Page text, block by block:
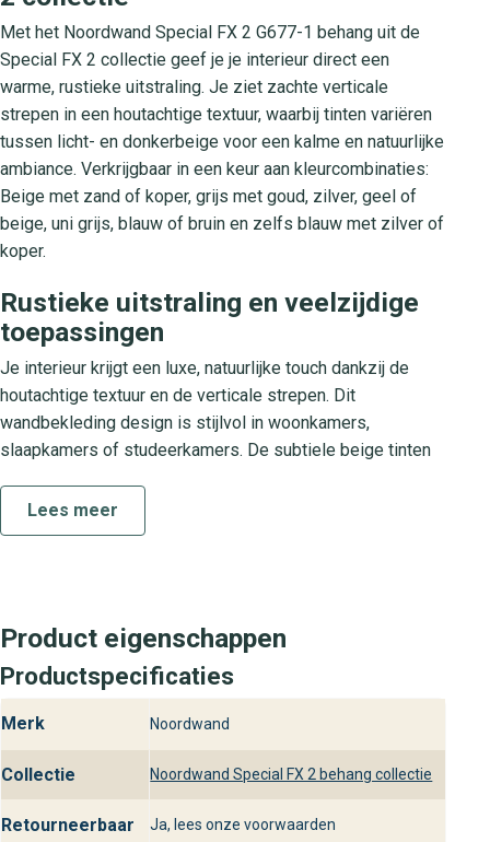
Met het Noordwand Special FX 2 G677-1 behang uit de
Special FX 2 collectie geef je je interieur direct een
warme, rustieke uitstraling. Je ziet zachte verticale
strepen in een houtachtige textuur, waarbij tinten variëren
tussen licht- en donkerbeige voor een kalme en natuurlijke
ambiance. Verkrijgbaar in een keur aan kleurcombinaties:
Beige met zand of koper, grijs met goud, zilver, geel of
beige, uni grijs, blauw of bruin en zelfs blauw met zilver of
koper.
Rustieke uitstraling en veelzijdige
toepassingen
Je interieur krijgt een luxe, natuurlijke touch dankzij de
houtachtige textuur en de verticale strepen. Dit
wandbekleding design is stijlvol in woonkamers,
slaapkamers of studeerkamers. De subtiele beige tinten
bij zowel moderne als klassieke interieurs. Dankzij het
rustige patroon ervaar je een ontspannen en stijlvolle
De Special FX 2 collectie bestaat uit een zorgvuldig
samengestelde reeks design behang met expressieve
texturen en luxe metallic accenten. Van rustiek hout en
verweerde looks tot subtiele strepen en grafische
wandbekleding voor jouw stijlvol interieur. Elk design is
Lees meer
Product eigenschappen
Productspecificaties
Merk Noordwand
Collectie Noordwand Special FX 2 behang collectie
Retourneerbaar Ja, lees onze voorwaarden